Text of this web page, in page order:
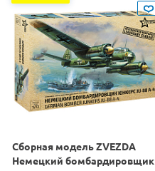
Сборная модель ZVEZDA
Немецкий бомбардировщик